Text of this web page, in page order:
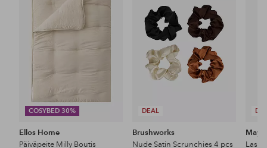
COSYBED 30%
Ellos Home
Päiväpeite Milly Boutis
DEAL
Brushworks
Nude Satin Scrunchies 4 pcs